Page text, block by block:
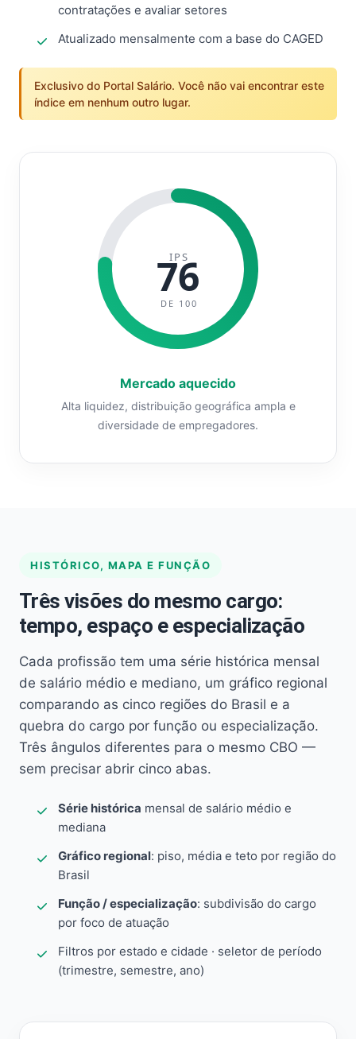
contratações e avaliar setores
Atualizado mensalmente com a base do CAGED
Exclusivo do Portal Salário. Você não vai encontrar este
índice em nenhum outro lugar.
IPS
76
DE 100
Mercado aquecido
Alta liquidez, distribuição geográfica ampla e
diversidade de empregadores.
HISTÓRICO, MAPA E FUNÇÃO
Três visões do mesmo cargo:
tempo, espaço e especialização
Cada profissão tem uma série histórica mensal
de salário médio e mediano, um gráfico regional
comparando as cinco regiões do Brasil e a
quebra do cargo por função ou especialização.
Três ângulos diferentes para o mesmo CBO —
sem precisar abrir cinco abas.
Série histórica mensal de salário médio e
mediana
Gráfico regional: piso, média e teto por região do
Brasil
Função / especialização: subdivisão do cargo
por foco de atuação
Filtros por estado e cidade · seletor de período
(trimestre, semestre, ano)